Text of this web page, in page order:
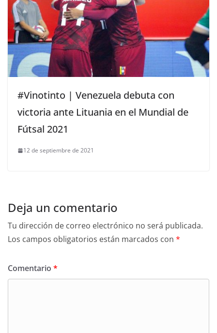
#Vinotinto | Venezuela debuta con
victoria ante Lituania en el Mundial de
Fútsal 2021
12 de septiembre de 2021
Deja un comentario
Tu dirección de correo electrónico no será publicada.
Los campos obligatorios están marcados con *
Comentario *